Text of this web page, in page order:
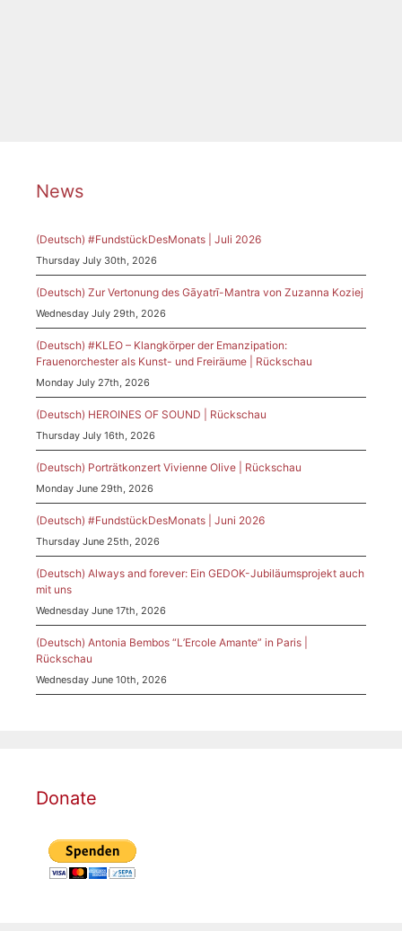
News
(Deutsch) #FundstückDesMonats | Juli 2026
Thursday July 30th, 2026
(Deutsch) Zur Vertonung des Gāyatrī-Mantra von Zuzanna Koziej
Wednesday July 29th, 2026
(Deutsch) #KLEO – Klangkörper der Emanzipation:
Frauenorchester als Kunst- und Freiräume | Rückschau
Monday July 27th, 2026
(Deutsch) HEROINES OF SOUND | Rückschau
Thursday July 16th, 2026
(Deutsch) Porträtkonzert Vivienne Olive | Rückschau
Monday June 29th, 2026
(Deutsch) #FundstückDesMonats | Juni 2026
Thursday June 25th, 2026
(Deutsch) Always and forever: Ein GEDOK-Jubiläumsprojekt auch
mit uns
Wednesday June 17th, 2026
(Deutsch) Antonia Bembos “L’Ercole Amante” in Paris |
Rückschau
Wednesday June 10th, 2026
Donate